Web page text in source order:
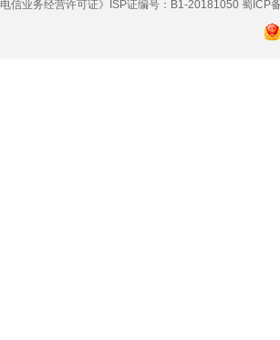
电信业务经营许可证》ISP证编号：B1-20181050 蜀ICP